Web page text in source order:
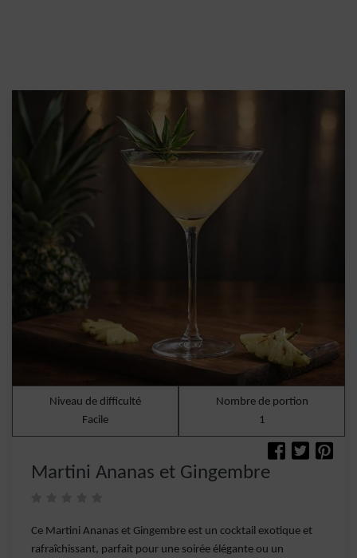
Niveau de difficulté
Facile
Nombre de portion
1
Martini Ananas et Gingembre
Ce Martini Ananas et Gingembre est un cocktail exotique et
rafraîchissant, parfait pour une soirée élégante ou un